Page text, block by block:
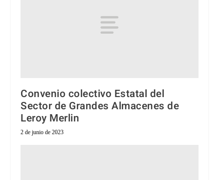
Convenio colectivo Estatal del
Sector de Grandes Almacenes de
Leroy Merlin
2 de junio de 2023